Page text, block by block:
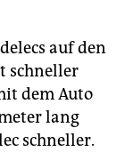
auf den
schneller
dem Auto
lang
schneller.